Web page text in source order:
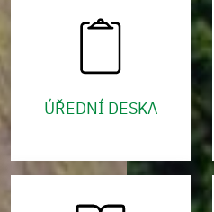
ÚŘEDNÍ DESKA